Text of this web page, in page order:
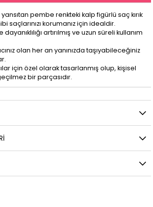
pembe renkteki kalp figürlü saç kırık
saçlarınızı korumanız için idealdir.
artırılmış ve uzun süreli kullanım
olan her an yanınızda taşıyabileceğiniz
için özel olarak tasarlanmış olup, kişisel
bir parçasıdır.